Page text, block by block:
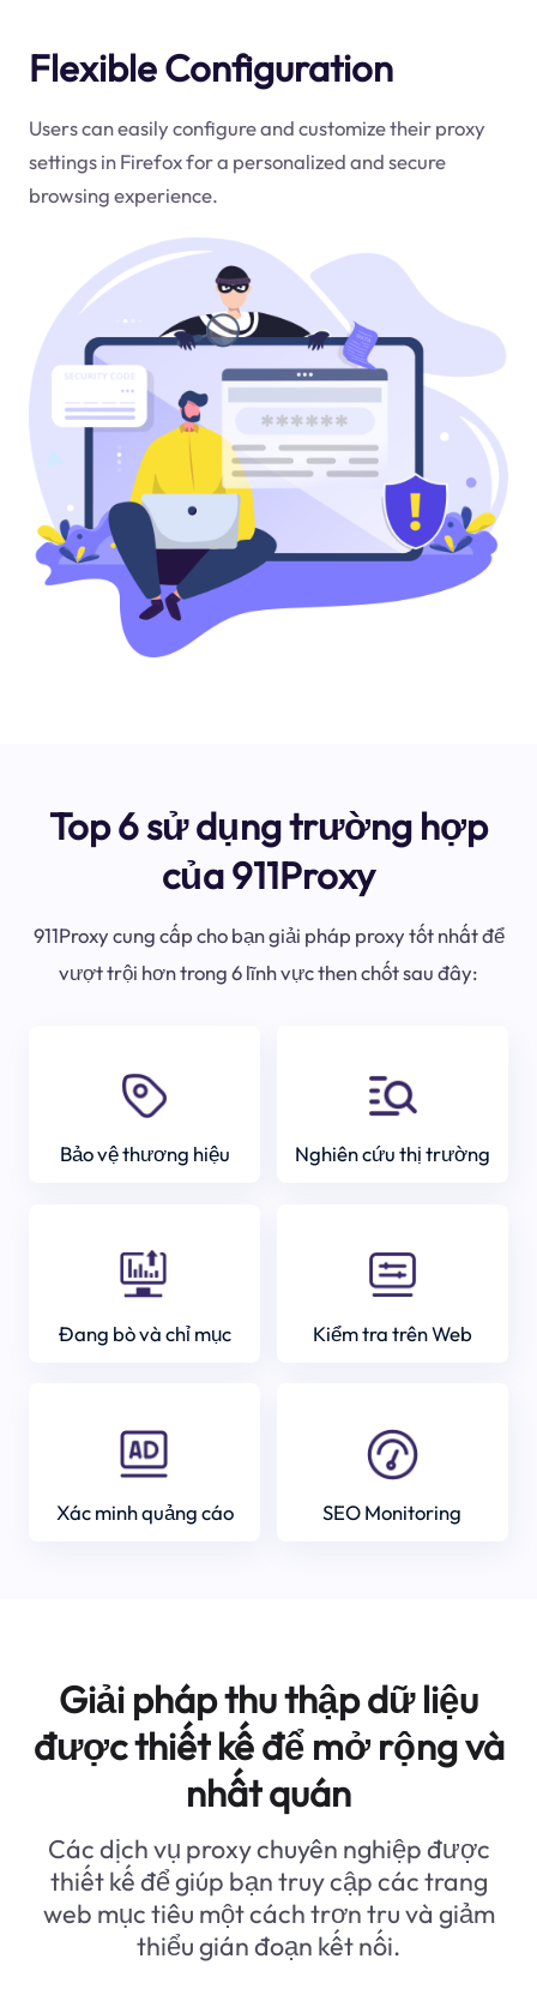
Flexible Configuration
Users can easily configure and customize their proxy
settings in Firefox for a personalized and secure
browsing experience.
Top 6 sử dụng trường hợp
của 911Proxy
911Proxy cung cấp cho bạn giải pháp proxy tốt nhất để
vượt trội hơn trong 6 lĩnh vực then chốt sau đây:
Bảo vệ thương hiệu Nghiên cứu thị trường
Đang bò và chỉ mục Kiểm tra trên Web
Xác minh quảng cáo SEO Monitoring
Giải pháp thu thập dữ liệu
được thiết kế để mở rộng và
nhất quán
Các dịch vụ proxy chuyên nghiệp được
thiết kế để giúp bạn truy cập các trang
web mục tiêu một cách trơn tru và giảm
thiểu gián đoạn kết nối.